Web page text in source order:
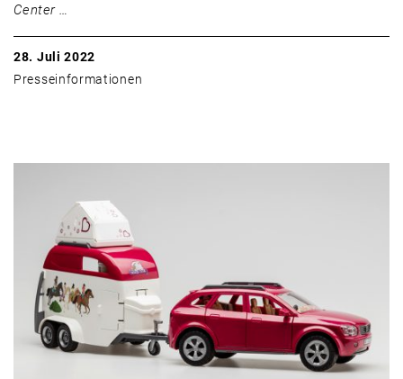
Center …
28. Juli 2022
Presseinformationen